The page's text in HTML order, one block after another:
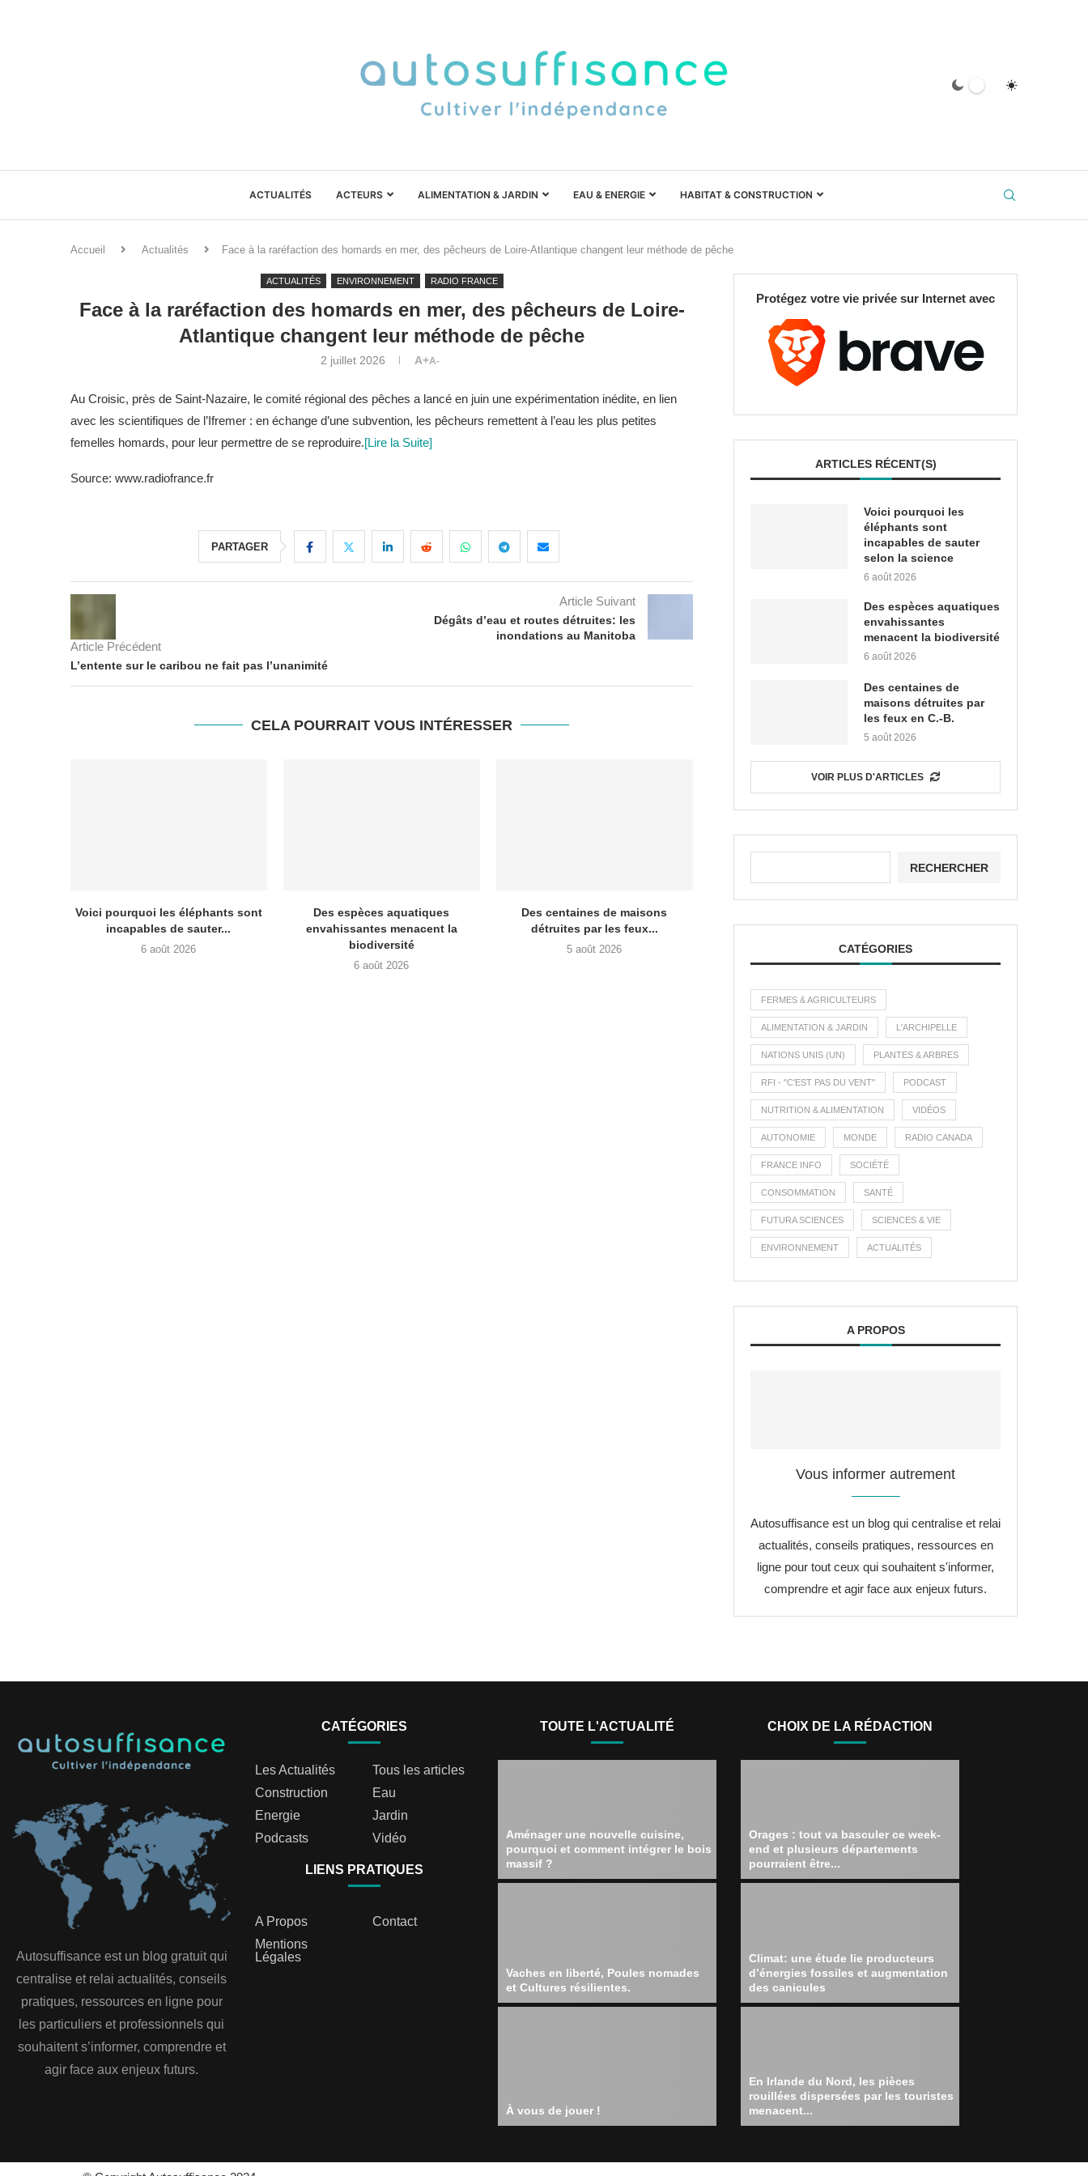
ACTUALITÉS ACTEURS ALIMENTATION & JARDIN EAU & ENERGIE HABITAT & CONSTRUCTION
Accueil Actualités Face à la raréfaction des homards en mer, des pêcheurs de Loire-Atlantique changent leur méthode de pêche
ACTUALITÉS ENVIRONNEMENT RADIO FRANCE
Face à la raréfaction des homards en mer, des pêcheurs de Loire-
Atlantique changent leur méthode de pêche
2 juillet 2026 A+A-
Au Croisic, près de Saint-Nazaire, le comité régional des pêches a lancé en juin une expérimentation inédite, en lien
avec les scientifiques de l’Ifremer : en échange d’une subvention, les pêcheurs remettent à l’eau les plus petites
femelles homards, pour leur permettre de se reproduire.[Lire la Suite]
Source: www.radiofrance.fr
PARTAGER
Article Précédent
L’entente sur le caribou ne fait pas l’unanimité
Article Suivant
Dégâts d’eau et routes détruites: les
inondations au Manitoba
CELA POURRAIT VOUS INTÉRESSER
Voici pourquoi les éléphants sont
incapables de sauter...
6 août 2026
Des espèces aquatiques
envahissantes menacent la
biodiversité
6 août 2026
Des centaines de maisons
détruites par les feux...
5 août 2026
Protégez votre vie privée sur Internet avec
ARTICLES RÉCENT(S)
Voici pourquoi les
éléphants sont
incapables de sauter
selon la science
6 août 2026
Des espèces aquatiques
envahissantes
menacent la biodiversité
6 août 2026
Des centaines de
maisons détruites par
les feux en C.-B.
5 août 2026
VOIR PLUS D'ARTICLES
RECHERCHER
CATÉGORIES
FERMES & AGRICULTEURS
ALIMENTATION & JARDIN L'ARCHIPELLE
NATIONS UNIS (UN) PLANTES & ARBRES
RFI - "C'EST PAS DU VENT" PODCAST
NUTRITION & ALIMENTATION VIDÉOS
AUTONOMIE MONDE RADIO CANADA
FRANCE INFO SOCIÉTÉ
CONSOMMATION SANTÉ
FUTURA SCIENCES SCIENCES & VIE
ENVIRONNEMENT ACTUALITÉS
A PROPOS
Vous informer autrement
Autosuffisance est un blog qui centralise et relai
actualités, conseils pratiques, ressources en
ligne pour tout ceux qui souhaitent s'informer,
comprendre et agir face aux enjeux futurs.
Autosuffisance est un blog gratuit qui
centralise et relai actualités, conseils
pratiques, ressources en ligne pour
les particuliers et professionnels qui
souhaitent s’informer, comprendre et
agir face aux enjeux futurs.
CATÉGORIES
Les Actualités
Tous les articles
Construction
Eau
Energie
Jardin
Podcasts
Vidéo
LIENS PRATIQUES
A Propos
Contact
Mentions
Légales
TOUTE L'ACTUALITÉ
Aménager une nouvelle cuisine,
pourquoi et comment intégrer le bois
massif ?
Vaches en liberté, Poules nomades
et Cultures résilientes.
À vous de jouer !
CHOIX DE LA RÉDACTION
Orages : tout va basculer ce week-
end et plusieurs départements
pourraient être...
Climat: une étude lie producteurs
d’énergies fossiles et augmentation
des canicules
En Irlande du Nord, les pièces
rouillées dispersées par les touristes
menacent...